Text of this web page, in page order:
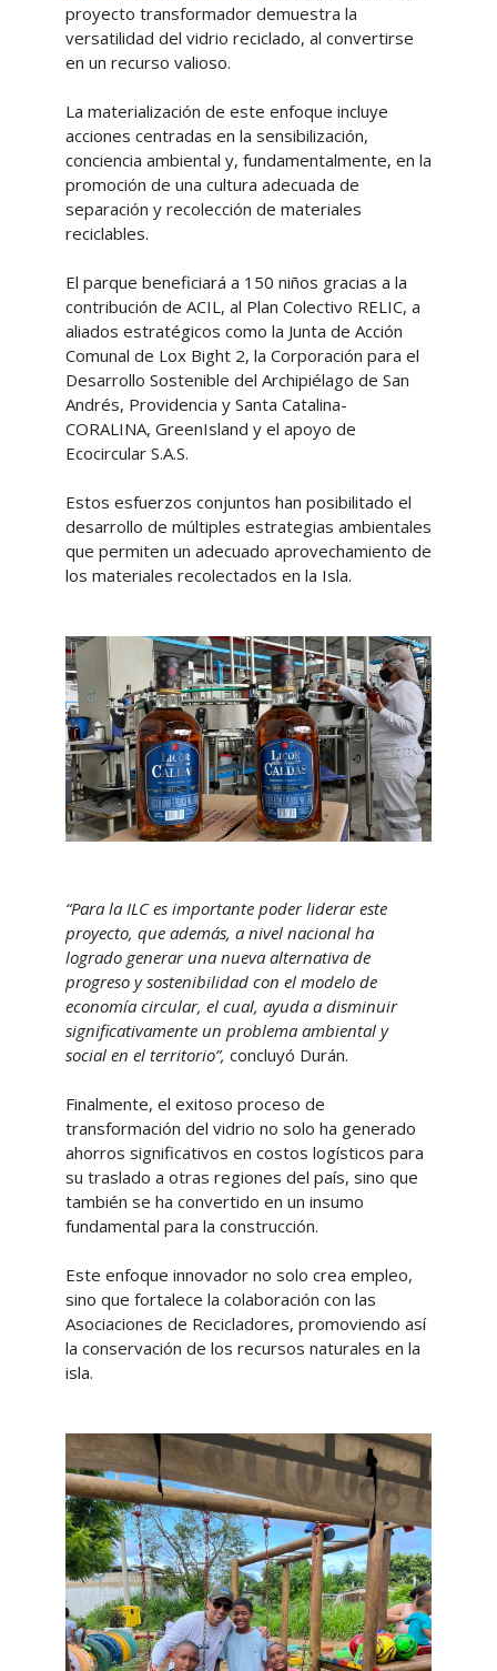
proyecto transformador demuestra la
versatilidad del vidrio reciclado, al convertirse
en un recurso valioso.
La materialización de este enfoque incluye
acciones centradas en la sensibilización,
conciencia ambiental y, fundamentalmente, en la
promoción de una cultura adecuada de
separación y recolección de materiales
reciclables.
El parque beneficiará a 150 niños gracias a la
contribución de ACIL, al Plan Colectivo RELIC, a
aliados estratégicos como la Junta de Acción
Comunal de Lox Bight 2, la Corporación para el
Desarrollo Sostenible del Archipiélago de San
Andrés, Providencia y Santa Catalina-
CORALINA, GreenIsland y el apoyo de
Ecocircular S.A.S.
Estos esfuerzos conjuntos han posibilitado el
desarrollo de múltiples estrategias ambientales
que permiten un adecuado aprovechamiento de
los materiales recolectados en la Isla.
“Para la ILC es importante poder liderar este
proyecto, que además, a nivel nacional ha
logrado generar una nueva alternativa de
progreso y sostenibilidad con el modelo de
economía circular, el cual, ayuda a disminuir
significativamente un problema ambiental y
social en el territorio”, concluyó Durán.
Finalmente, el exitoso proceso de
transformación del vidrio no solo ha generado
ahorros significativos en costos logísticos para
su traslado a otras regiones del país, sino que
también se ha convertido en un insumo
fundamental para la construcción.
Este enfoque innovador no solo crea empleo,
sino que fortalece la colaboración con las
Asociaciones de Recicladores, promoviendo así
la conservación de los recursos naturales en la
isla.